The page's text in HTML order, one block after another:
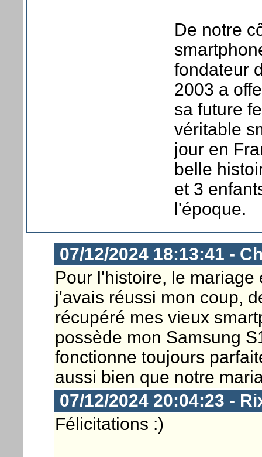
De notre
fondateur
2003 a
sa future
véritable
jour en
belle
et 3
l'époque.
07/12/2024 18:13:41 -
Pour l'histoire, le
j'avais réussi mon coup,
récupéré mes vieux
possède mon Samsung
fonctionne toujours
aussi bien que notre
07/12/2024 20:04:23 -
Félicitations :)